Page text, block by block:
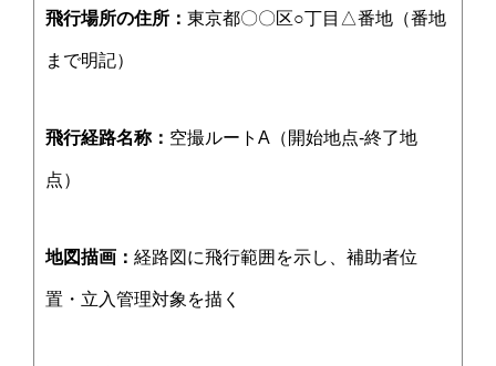
飛行場所の住所： 東京都〇〇区○丁目△番地（番地
まで明記）
飛行経路名称： 空撮ルートA（開始地点‐終了地
点）
地図描画： 経路図に飛行範囲を示し、補助者位
置・立入管理対象を描く